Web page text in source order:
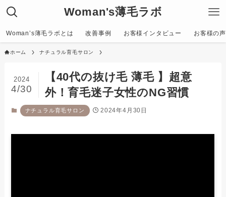
Woman's薄毛ラボ
Woman’s薄毛ラボとは 改善事例 お客様インタビュー お客様の
ホーム ナチュラル育毛サロン
【40代の抜け毛 薄毛 】超意
外！育毛迷子女性のNG習慣
2024
4/30
ナチュラル育毛サロン 2024年4月30日